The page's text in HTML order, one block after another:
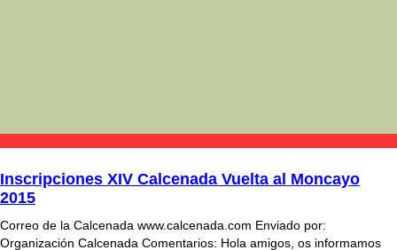
Inscripciones XIV Calcenada Vuelta al Moncayo
2015
Correo de la Calcenada www.calcenada.com Enviado por:
Organización Calcenada Comentarios: Hola amigos, os informamos